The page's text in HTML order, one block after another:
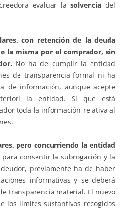
evaluar lasolvencia del
con retención de la deuda
la misma por el comprador, sin
No ha de cumplir la entidad
de transparencia formal ni ha
de información, aunque acepte
la entidad. Sí que está
toda la información relativa al
pero concurriendo la entidad
consentir la subrogación y la
previamente ha de haber
informativas y se deberá
transparencia material. El nuevo
los límites sustantivos recogidos